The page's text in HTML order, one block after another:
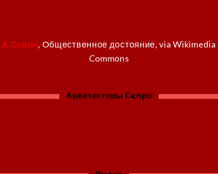
А.Савин, Общественное достояние, via Wikimedia
Commons
Архитекторы Скоро